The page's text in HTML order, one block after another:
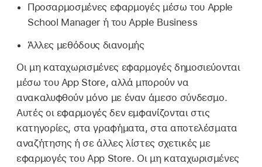
Προσαρμοσμένες εφαρμογές μέσω του Apple
School Manager ή του Apple Business
Άλλες μεθόδους διανομής
Οι μη καταχωρισμένες εφαρμογές δημοσιεύονται
μέσω του App Store, αλλά μπορούν να
ανακαλυφθούν μόνο με έναν άμεσο σύνδεσμο.
Αυτές οι εφαρμογές δεν εμφανίζονται στις
κατηγορίες, στα γραφήματα, στα αποτελέσματα
αναζήτησης ή σε άλλες λίστες σχετικές με
εφαρμογές του App Store. Οι μη καταχωρισμένες